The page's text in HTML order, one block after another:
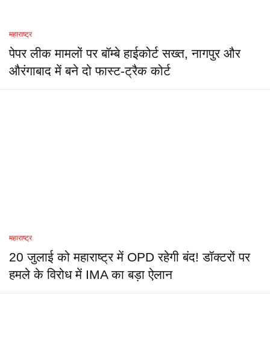
महाराष्ट्र
पेपर लीक मामलों पर बॉम्बे हाईकोर्ट सख्त, नागपुर और
औरंगाबाद में बने दो फास्ट-ट्रैक कोर्ट
महाराष्ट्र
20 जुलाई को महाराष्ट्र में OPD रहेगी बंद! डॉक्टरों पर
हमले के विरोध में IMA का बड़ा ऐलान